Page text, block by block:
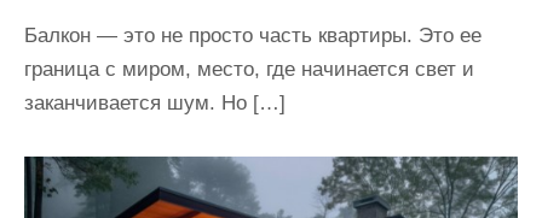
Балкон — это не просто часть квартиры. Это ее
граница с миром, место, где начинается свет и
заканчивается шум. Но […]